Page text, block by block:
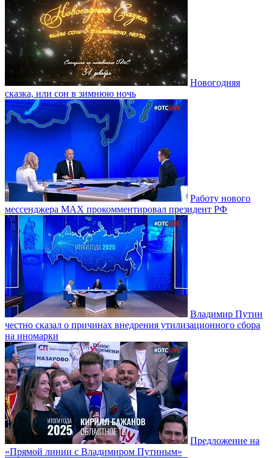
Новогодняя
сказка, или сон в зимнюю ночь
Работу нового
мессенджера MAX прокомментировал президент РФ
Владимир Путин
честно сказал о причинах внедрения утилизационного сбора
на иномарки
Предложение на
«Прямой линии с Владимиром Путиным»